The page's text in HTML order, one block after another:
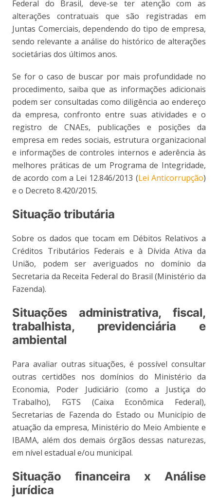
Federal do Brasil, deve-se ter atenção com as
alterações contratuais que são registradas em
Juntas Comerciais, dependendo do tipo de empresa,
sendo relevante a análise do histórico de alterações
societárias dos últimos anos.
Se for o caso de buscar por mais profundidade no
procedimento, saiba que as informações adicionais
podem ser consultadas como diligência ao endereço
da empresa, confronto entre suas atividades e o
registro de CNAEs, publicações e posições da
empresa em redes sociais, estrutura organizacional
e informações de controles internos e aderência às
melhores práticas de um Programa de Integridade,
de acordo com a Lei 12.846/2013 (Lei Anticorrupção)
e o Decreto 8.420/2015.
Situação tributária
Sobre os dados que tocam em Débitos Relativos a
Créditos Tributários Federais e à Dívida Ativa da
União, podem ser averiguados no domínio da
Secretaria da Receita Federal do Brasil (Ministério da
Fazenda).
Situações administrativa, fiscal,
trabalhista, previdenciária e
ambiental
Para avaliar outras situações, é possível consultar
outras certidões nos domínios do Ministério da
Economia, Poder Judiciário (como a Justiça do
Trabalho), FGTS (Caixa Econômica Federal),
Secretarias de Fazenda do Estado ou Município de
atuação da empresa, Ministério do Meio Ambiente e
IBAMA, além dos demais órgãos dessas naturezas,
em nível estadual e/ou municipal.
Situação financeira x Análise
jurídica